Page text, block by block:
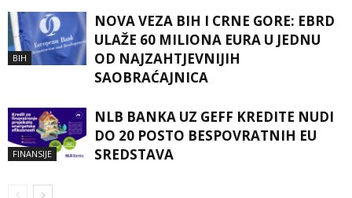
BIH
NOVA VEZA BIH I CRNE GORE: EBRD
ULAŽE 60 MILIONA EURA U JEDNU
OD NAJZAHTJEVNIJIH
SAOBRAĆAJNICA
FINANSIJE
NLB BANKA UZ GEFF KREDITE NUDI
DO 20 POSTO BESPOVRATNIH EU
SREDSTAVA